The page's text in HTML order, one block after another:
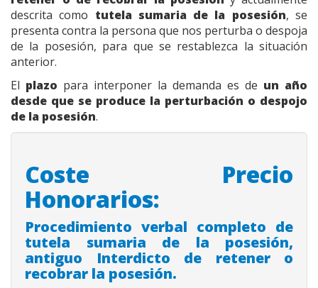
descrita como tutela sumaria de la posesión, se
presenta contra la persona que nos perturba o despoja
de la posesión, para que se restablezca la situación
anterior.
El plazo para interponer la demanda es de un año
desde que se produce la perturbación o despojo
de la posesión.
Coste Precio
Honorarios:
Procedimiento verbal completo de
tutela sumaria de la posesión,
antiguo Interdicto de retener o
recobrar la posesión.